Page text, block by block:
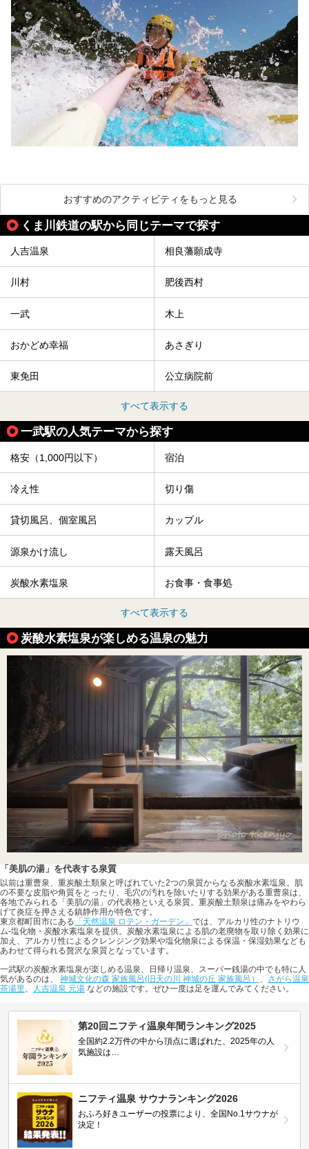
おすすめのアクティビティをもっと見る
くま川鉄道の駅から同じテーマで探す
人吉温泉 相良藩願成寺
川村 肥後西村
一武 木上
おかどめ幸福 あさぎり
東免田 公立病院前
すべて表示する
一武駅の人気テーマから探す
格安（1,000円以下） 宿泊
冷え性 切り傷
貸切風呂、個室風呂 カップル
源泉かけ流し 露天風呂
炭酸水素塩泉 お食事・食事処
すべて表示する
炭酸水素塩泉が楽しめる温泉の魅力
「美肌の湯」を代表する泉質
以前は重曹泉、重炭酸土類泉と呼ばれていた2つの泉質からなる炭酸水素塩泉。肌
の不要な皮脂や角質をとったり、毛穴の汚れを除いたりする効果がある重曹泉は、
各地でみられる「美肌の湯」の代表格といえる泉質。重炭酸土類泉は痛みをやわら
げて炎症を押さえる鎮静作用が特色です。
東京都町田市にある 「天然温泉 ロテン・ガーデン」 では、アルカリ性のナトリウ
ム-塩化物・炭酸水素塩泉を提供。炭酸水素塩泉による肌の老廃物を取り除く効果に
加え、アルカリ性によるクレンジング効果や塩化物泉による保温・保湿効果なども
あわせて得られる贅沢な泉質となっています。
一武駅の炭酸水素塩泉が楽しめる温泉、日帰り温泉、スーパー銭湯の中でも特に人
気があるのは、 神城文化の森 家族風呂(旧天の川 神城の丘 家族風呂） 、 さがら温泉
茶湯里、 人吉温泉 元湯 などの施設です。ぜひ一度は足を運んでみてください。
第20回ニフティ温泉年間ランキング2025
全国約2.2万件の中から頂点に選ばれた、2025年の人
気施設は…
ニフティ温泉 サウナランキング2026
おふろ好きユーザーの投票により、全国No.1サウナが
決定！